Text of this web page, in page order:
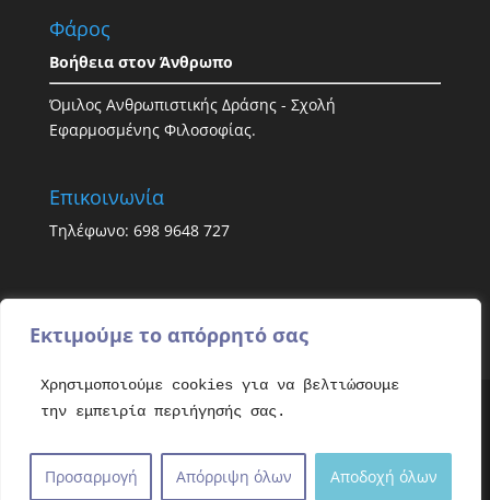
Εκτιμούμε το απόρρητό σας
Χρησιμοποιούμε cookies για να βελτιώσουμε
την εμπειρία περιήγησής σας.
Προσαρμογή Απόρριψη όλων Αποδοχή όλων
Φάρος
Βοήθεια στον Άνθρωπο
Όμιλος Ανθρωπιστικής Δράσης - Σχολή
Εφαρμοσμένης Φιλοσοφίας.
Επικοινωνία
Τηλέφωνο: 698 9648 727
Απαγορεύεται η αντιγραφή και ο πλαγιαρισμός
χωρίς την σαφή αναφορά στην πηγή.